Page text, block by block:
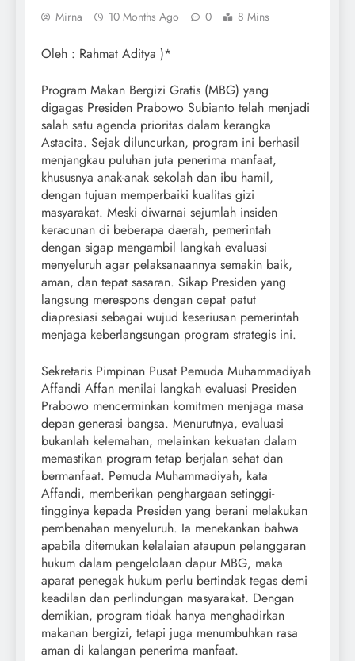
Mirna 10 Months Ago 0 8 Mins
Oleh : Rahmat Aditya )*
Program Makan Bergizi Gratis (MBG) yang
digagas Presiden Prabowo Subianto telah menjadi
salah satu agenda prioritas dalam kerangka
Astacita. Sejak diluncurkan, program ini berhasil
menjangkau puluhan juta penerima manfaat,
khususnya anak-anak sekolah dan ibu hamil,
dengan tujuan memperbaiki kualitas gizi
masyarakat. Meski diwarnai sejumlah insiden
keracunan di beberapa daerah, pemerintah
dengan sigap mengambil langkah evaluasi
menyeluruh agar pelaksanaannya semakin baik,
aman, dan tepat sasaran. Sikap Presiden yang
langsung merespons dengan cepat patut
diapresiasi sebagai wujud keseriusan pemerintah
menjaga keberlangsungan program strategis ini.
Sekretaris Pimpinan Pusat Pemuda Muhammadiyah
Affandi Affan menilai langkah evaluasi Presiden
Prabowo mencerminkan komitmen menjaga masa
depan generasi bangsa. Menurutnya, evaluasi
bukanlah kelemahan, melainkan kekuatan dalam
memastikan program tetap berjalan sehat dan
bermanfaat. Pemuda Muhammadiyah, kata
Affandi, memberikan penghargaan setinggi-
tingginya kepada Presiden yang berani melakukan
pembenahan menyeluruh. Ia menekankan bahwa
apabila ditemukan kelalaian ataupun pelanggaran
hukum dalam pengelolaan dapur MBG, maka
aparat penegak hukum perlu bertindak tegas demi
keadilan dan perlindungan masyarakat. Dengan
demikian, program tidak hanya menghadirkan
makanan bergizi, tetapi juga menumbuhkan rasa
aman di kalangan penerima manfaat.